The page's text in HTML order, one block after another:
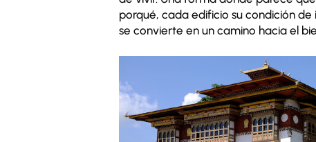
porqué, cada edificio su condición
se convierte en un camino hacia el